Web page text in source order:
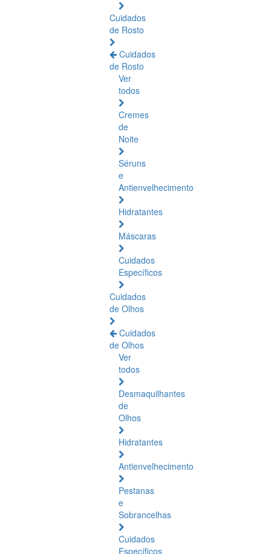
Cuidados
de Rosto
Cuidados
de Rosto
Ver
todos
Cremes
de
Noite
Séruns
e
Antienvelhecimento
Hidratantes
Máscaras
Cuidados
Específicos
Cuidados
de Olhos
Cuidados
de Olhos
Ver
todos
Desmaquilhantes
de
Olhos
Hidratantes
Antienvelhecimento
Pestanas
e
Sobrancelhas
Cuidados
Específicos